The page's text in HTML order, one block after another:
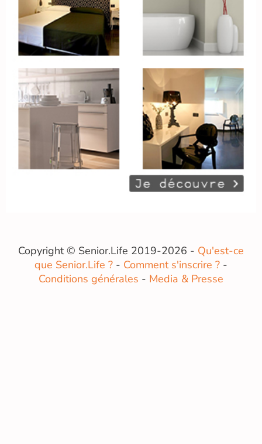
Copyright © Senior.Life 2019-2026 - Qu'est-ce
que Senior.Life ? - Comment s'inscrire ? -
Conditions générales - Media & Presse